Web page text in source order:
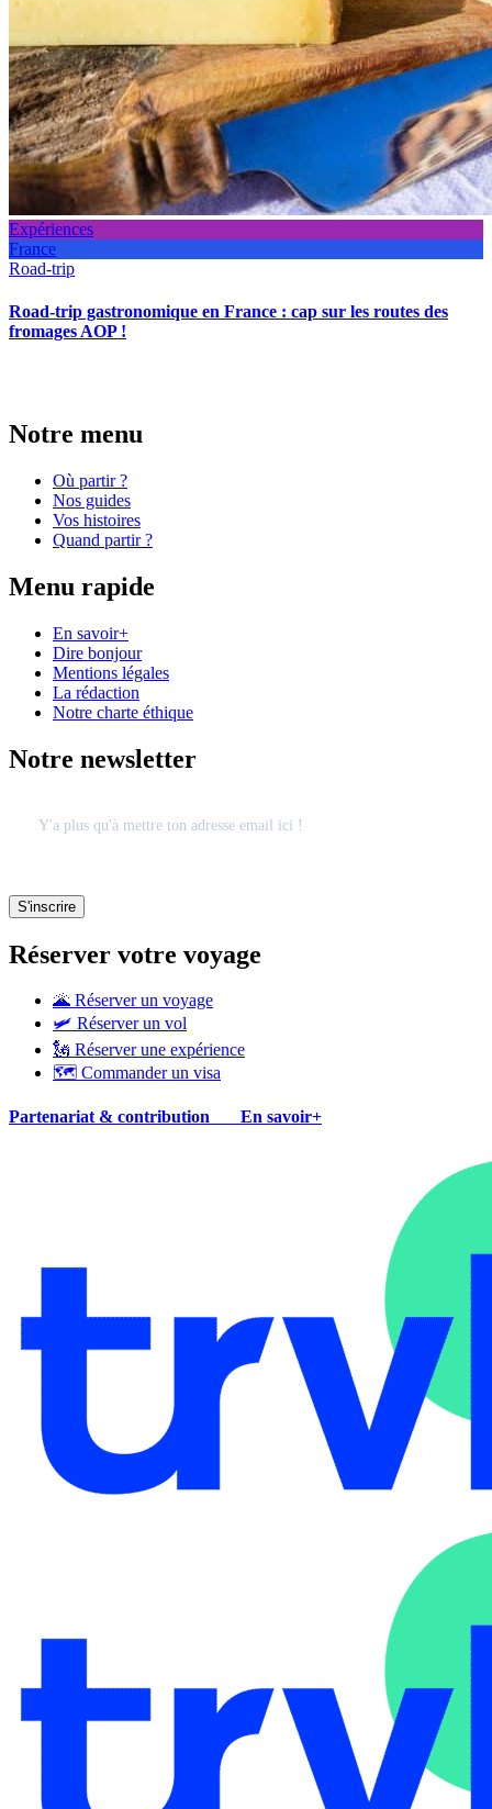
Expériences
France
Road-trip
Road-trip gastronomique en France : cap sur les routes des
fromages AOP !
Notre menu
Où partir ?
Nos guides
Vos histoires
Quand partir ?
Menu rapide
En savoir+
Dire bonjour
Mentions légales
La rédaction
Notre charte éthique
Notre newsletter
Réserver votre voyage
🌋 Réserver un voyage
🛩 Réserver un vol
🗽 Réserver une expérience
🗺 Commander un visa
Partenariat & contribution En savoir+